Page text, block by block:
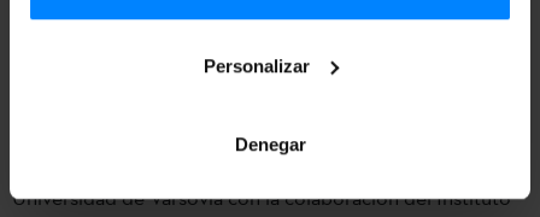
Personalizar
Denegar
Asimismo, fuera del programa del congreso, la artista
hoy mismo, 14 de noviembre, a las 20:00
Instituto de Estudios Ibéricos e Iberoamericanos de la
Universidad de Varsovia con la colaboración del Instituto